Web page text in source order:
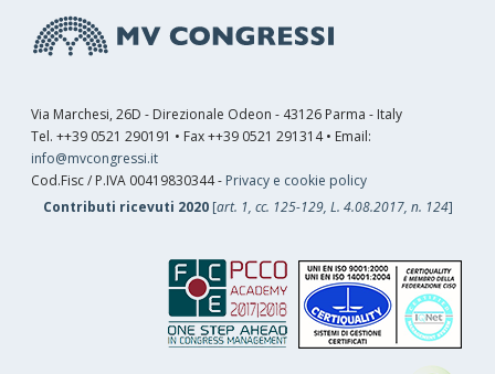
Via Marchesi, 26D - Direzionale Odeon - 43126 Parma - Italy
Tel. ++39 0521 290191 • Fax ++39 0521 291314 • Email:
info@mvcongressi.it
Cod.Fisc / P.IVA 00419830344 - Privacy e cookie policy
Contributi ricevuti 2020[art. 1, cc. 125-129, L. 4.08.2017, n. 124]